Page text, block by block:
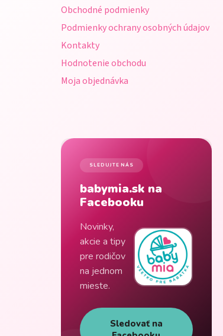
Obchodné podmienky
Podmienky ochrany osobných údajov
Kontakty
Hodnotenie obchodu
Moja objednávka
SLEDUJTE NÁS
babymia.sk na
Facebooku
Novinky,
akcie a tipy
pre rodičov
na jednom
mieste.
Sledovať na